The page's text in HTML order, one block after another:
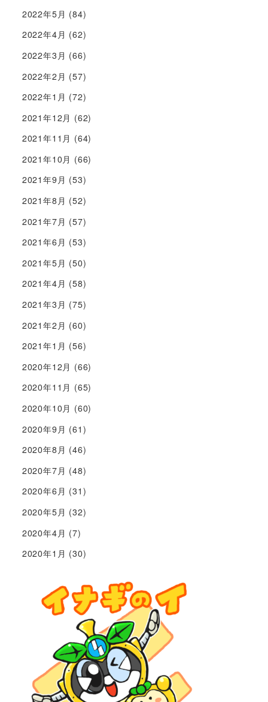
2022年5月 (84)
2022年4月 (62)
2022年3月 (66)
2022年2月 (57)
2022年1月 (72)
2021年12月 (62)
2021年11月 (64)
2021年10月 (66)
2021年9月 (53)
2021年8月 (52)
2021年7月 (57)
2021年6月 (53)
2021年5月 (50)
2021年4月 (58)
2021年3月 (75)
2021年2月 (60)
2021年1月 (56)
2020年12月 (66)
2020年11月 (65)
2020年10月 (60)
2020年9月 (61)
2020年8月 (46)
2020年7月 (48)
2020年6月 (31)
2020年5月 (32)
2020年4月 (7)
2020年1月 (30)